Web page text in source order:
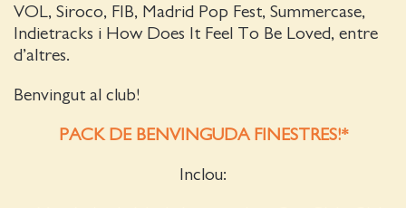
VOL, Siroco, FIB, Madrid Pop Fest, Summercase,
Indietracks i How Does It Feel To Be Loved, entre
d’altres.
Benvingut al club!
PACK DE BENVINGUDA FINESTRES!*
Inclou: